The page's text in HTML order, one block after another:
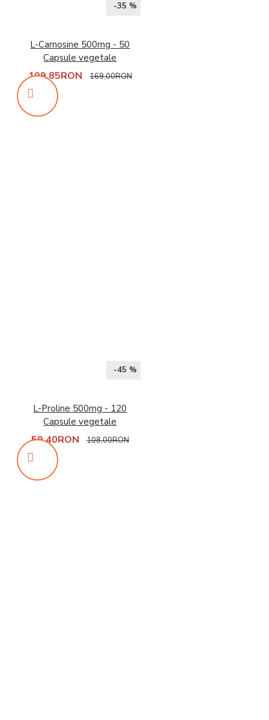
-35 %
L-Carnosine 500mg - 50
Capsule vegetale
109,85RON 169,00RON
-45 %
L-Proline 500mg - 120
Capsule vegetale
59,40RON 108,00RON